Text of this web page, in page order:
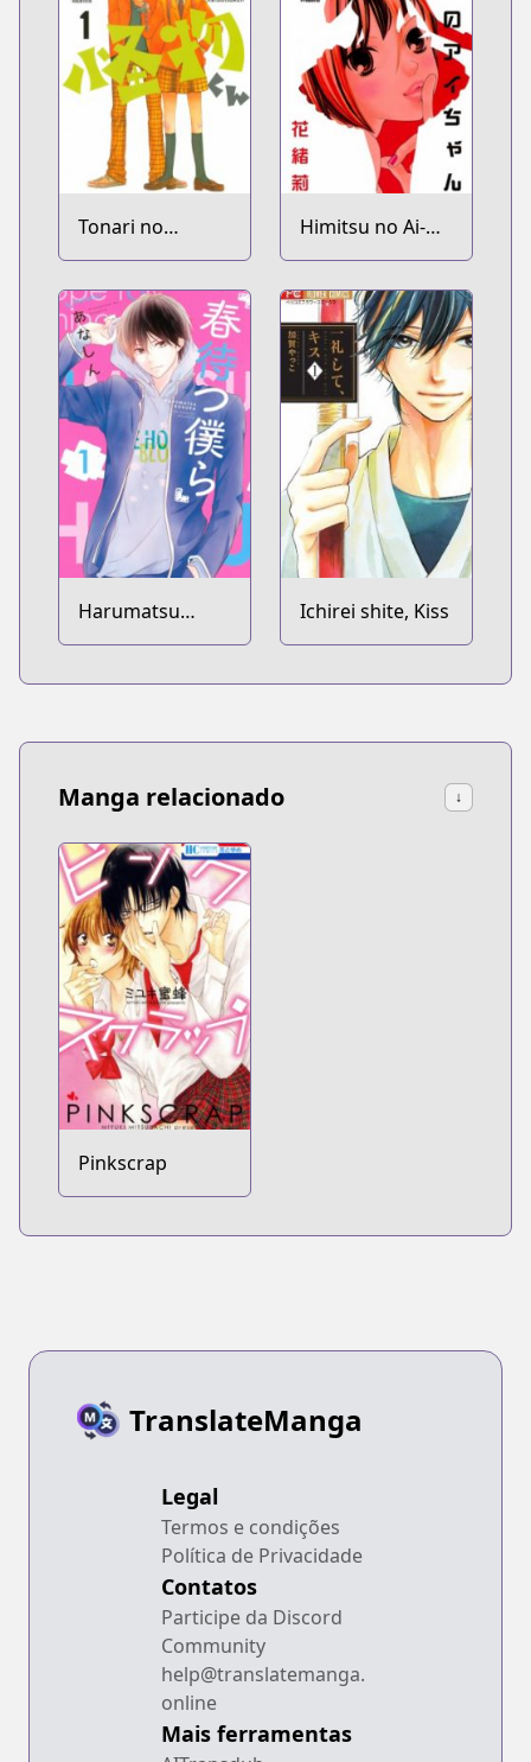
Tonari no
Kaibutsu-kun
Himitsu no Ai-
chan
Harumatsu
Bokura
Ichirei shite, Kiss
Manga relacionado ↓
Pinkscrap
TranslateManga
Legal
Termos e condições
Política de Privacidade
Contatos
Participe da Discord
Community
help@translatemanga.
online
Mais ferramentas